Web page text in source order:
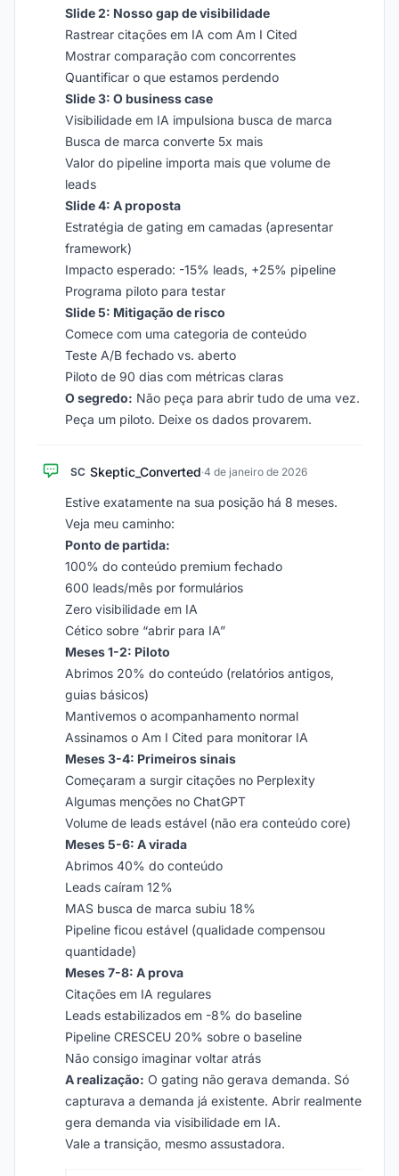
Slide 2: Nosso gap de visibilidade
Rastrear citações em IA com Am I Cited
Mostrar comparação com concorrentes
Quantificar o que estamos perdendo
Slide 3: O business case
Visibilidade em IA impulsiona busca de marca
Busca de marca converte 5x mais
Valor do pipeline importa mais que volume de
leads
Slide 4: A proposta
Estratégia de gating em camadas (apresentar
framework)
Impacto esperado: -15% leads, +25% pipeline
Programa piloto para testar
Slide 5: Mitigação de risco
Comece com uma categoria de conteúdo
Teste A/B fechado vs. aberto
Piloto de 90 dias com métricas claras
O segredo: Não peça para abrir tudo de uma vez.
Peça um piloto. Deixe os dados provarem.
SC Skeptic_Converted·4 de janeiro de 2026
Estive exatamente na sua posição há 8 meses.
Veja meu caminho:
Ponto de partida:
100% do conteúdo premium fechado
600 leads/mês por formulários
Zero visibilidade em IA
Cético sobre “abrir para IA”
Meses 1-2: Piloto
Abrimos 20% do conteúdo (relatórios antigos,
guias básicos)
Mantivemos o acompanhamento normal
Assinamos o Am I Cited para monitorar IA
Meses 3-4: Primeiros sinais
Começaram a surgir citações no Perplexity
Algumas menções no ChatGPT
Volume de leads estável (não era conteúdo core)
Meses 5-6: A virada
Abrimos 40% do conteúdo
Leads caíram 12%
MAS busca de marca subiu 18%
Pipeline ficou estável (qualidade compensou
quantidade)
Meses 7-8: A prova
Citações em IA regulares
Leads estabilizados em -8% do baseline
Pipeline CRESCEU 20% sobre o baseline
Não consigo imaginar voltar atrás
A realização: O gating não gerava demanda. Só
capturava a demanda já existente. Abrir realmente
gera demanda via visibilidade em IA.
Vale a transição, mesmo assustadora.